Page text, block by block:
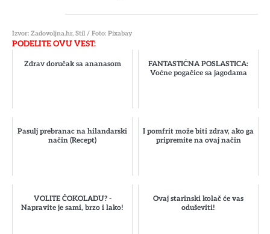
Izvor: Zadovoljna.hr, Stil / Foto: Pixabay
PODELITE OVU VEST:
Zdrav doručak sa ananasom
FANTASTIČNA POSLASTICA:
Voćne pogačice sa jagodama
Pasulj prebranac na hilandarski
način (Recept)
I pomfrit može biti zdrav, ako ga
pripremite na ovaj način
VOLITE ČOKOLADU? -
Napravite je sami, brzo i lako!
Ovaj starinski kolač će vas
oduševiti!